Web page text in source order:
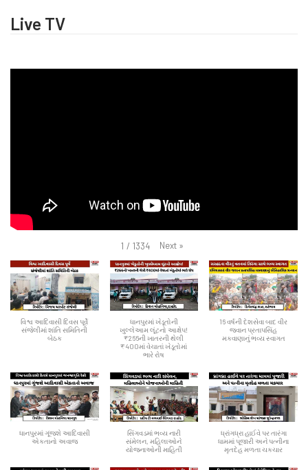
Live TV
1 / 1334 Next »
વિશ્વ આદિવાસી દિવસ પૂર્વે
સંજેલીમાં શાંતિ સમિતિની
બેઠક
ધાનપુરમાં ખેડૂતોની
ખુલ્લેઆમ લૂંટનો આક્ષેપ!
₹266ની ખાતરની થેલી
₹400માં વેચાતાં ખેડૂતોમાં
ભારે રોષ
16 વર્ષની દેશસેવા બાદ વીર
જવાન પ્રતાપસિંહ
મકવાણાનું ભવ્ય સ્વાગત
ધાનપુરમાં ગૂંજશે આદિવાસી
એકતાનો અવાજ
સિંગવડમાં ભવ્ય નારી
સંમેલન, મહિલાઓને
યોજનાઓની માહિતી
ધ્રાંગધ્રા હાઈવે પર તારંગા
ધામમાં પૂજારી અને પત્નીના
મૃતદેહ મળતા ચકચાર